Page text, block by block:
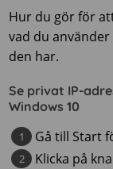
Hur du gör för
vad du
den har.
Se privat IP-
Windows 10
Gå till Start
Klicka på